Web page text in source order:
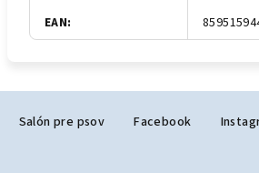
EAN:
Salón pre psov Facebook